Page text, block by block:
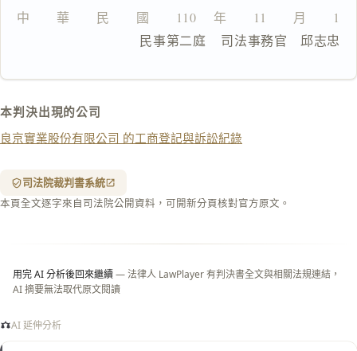
中　　華　　民　　國　　110 　年　　11　　月　　12
                  民事第二庭    司法事務官　邱志忠
本判決出現的公司
良京實業股份有限公司 的工商登記與訴訟紀錄
司法院裁判書系統
本頁全文逐字來自司法院公開資料，可開新分頁核對官方原文。
用完 AI 分析後回來繼續— 法律人 LawPlayer 有判決書全文與相關法規連結，
AI 摘要無法取代原文閱讀
AI 延伸分析